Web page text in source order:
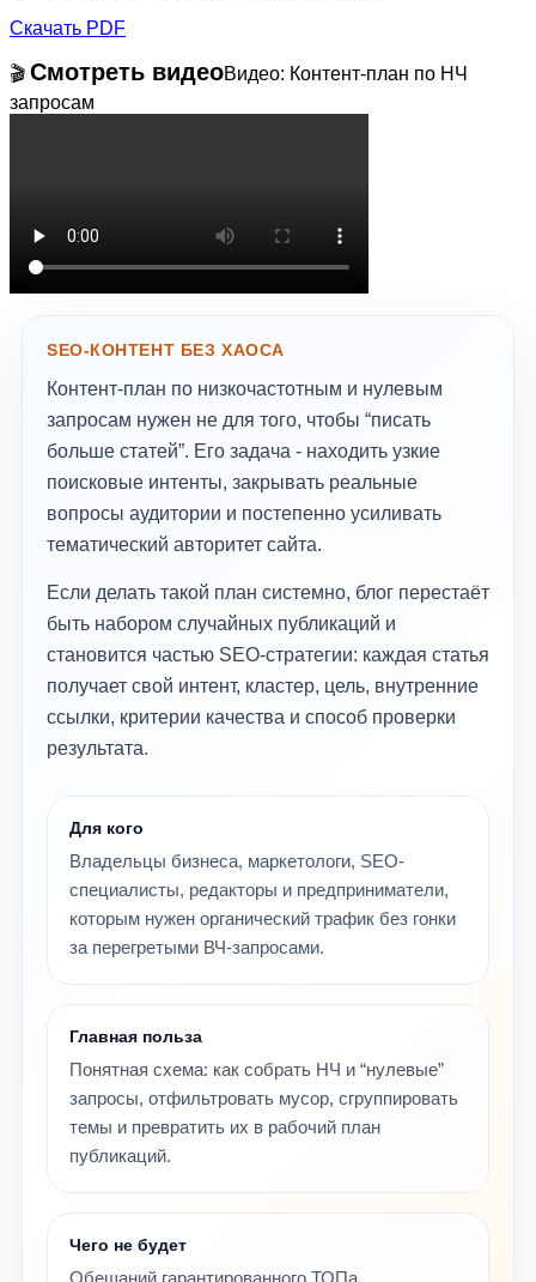
Скачать PDF
🎬 Смотреть видеоВидео: Контент-план по НЧ
запросам
SEO-КОНТЕНТ БЕЗ ХАОСА
Контент-план по низкочастотным и нулевым
запросам нужен не для того, чтобы “писать
больше статей”. Его задача - находить узкие
поисковые интенты, закрывать реальные
вопросы аудитории и постепенно усиливать
тематический авторитет сайта.
Если делать такой план системно, блог перестаёт
быть набором случайных публикаций и
становится частью SEO-стратегии: каждая статья
получает свой интент, кластер, цель, внутренние
ссылки, критерии качества и способ проверки
результата.
Для кого
Владельцы бизнеса, маркетологи, SEO-
специалисты, редакторы и предприниматели,
которым нужен органический трафик без гонки
за перегретыми ВЧ-запросами.
Главная польза
Понятная схема: как собрать НЧ и “нулевые”
запросы, отфильтровать мусор, сгруппировать
темы и превратить их в рабочий план
публикаций.
Чего не будет